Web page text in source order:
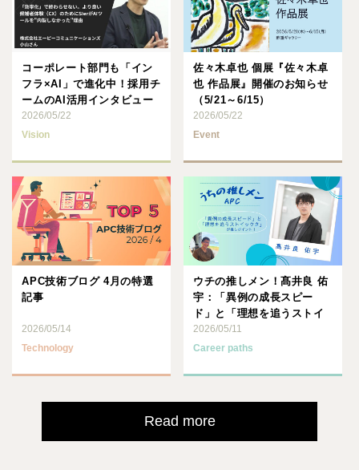
コーポレート部門も「イン
フラ×AI」で進化中！採用チ
ームのAI活用インタビュー
が公開されました
2026/05/22
Vision
佐々木卓也 個展『佐々木卓
也 作品展』開催のお知らせ
（5/21～6/15）
2026/05/22
Event
APC技術ブログ 4月の特選
記事
2026/05/14
Technology
ウチの推しメン！髙井良 佑
宇：「異例の成長スピー
ド」と「理想を追うストイ
ックさ」が推しポイント！
2026/05/11
Career paths
Read more